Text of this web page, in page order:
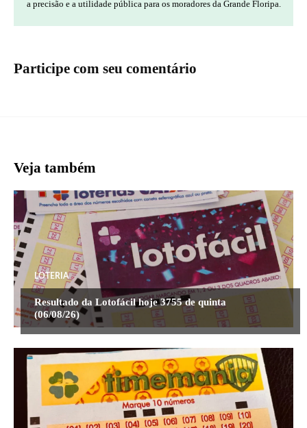
a precisão e a utilidade pública para os moradores da Grande Floripa.
Participe com seu comentário
Veja também
LOTERIA
Resultado da Lotofácil hoje 3755 de quinta
(06/08/26)